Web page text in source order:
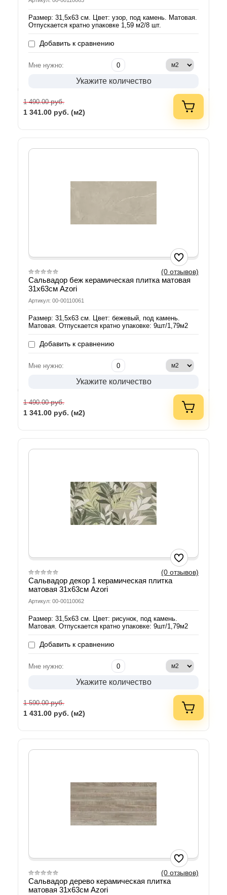
Размер: 31,5х63 см. Цвет: узор, под камень. Матовая.
Отпускается кратно упаковке 1,59 м2/8 шт.
Добавить к сравнению
Мне нужно:
Укажите количество
1 490.00руб.
1 341.00 руб. (м2)
(0 отзывов)
Сальвадор беж керамическая плитка матовая
31х63см Azori
Артикул: 00-00110061
Размер: 31,5х63 см. Цвет: бежевый, под камень.
Матовая. Отпускается кратно упаковке: 9шт/1,79м2
Добавить к сравнению
Мне нужно:
Укажите количество
1 490.00руб.
1 341.00 руб. (м2)
(0 отзывов)
Сальвадор декор 1 керамическая плитка
матовая 31х63см Azori
Артикул: 00-00110062
Размер: 31,5х63 см. Цвет: рисунок, под камень.
Матовая. Отпускается кратно упаковке: 9шт/1,79м2
Добавить к сравнению
Мне нужно:
Укажите количество
1 590.00руб.
1 431.00 руб. (м2)
(0 отзывов)
Сальвадор дерево керамическая плитка
матовая 31х63см Azori